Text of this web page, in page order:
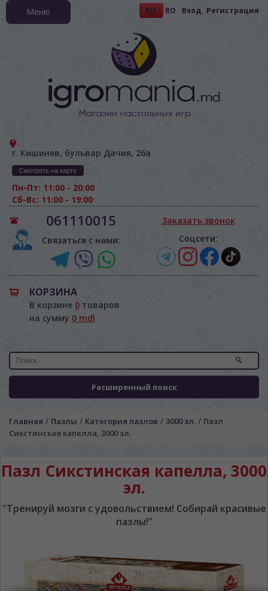
RU RO Вход Регистрация
г. Кишинев, бульвар Дачия, 26а
Смотреть на карте
Пн-Пт: 11:00 - 20:00
Сб-Вс: 11:00 - 19:00
061110015
Связаться с нами:
Заказать звонок
Соцсети:
КОРЗИНА
В корзине 0 товаров
на сумму 0 mdl
Расширенный поиск
Меню
Главная / Пазлы / Категория пазлов / 3000 эл. / Пазл
Сикстинская капелла, 3000 эл.
Пазл Сикстинская капелла, 3000
эл.
"Тренируй мозги с удовольствием! Собирай красивые
пазлы!"
На каком языке Вы хотите
сохраним Ваш выбор языка.
Vă vom deranja doar o singură dată, apoi vă
vom salva alegerea limbii.
правом верхнем углу страницы.
Dacă doriți să schimbați limba site-ului, puteți
oricând să faceți asta în colțul din dreapta sus